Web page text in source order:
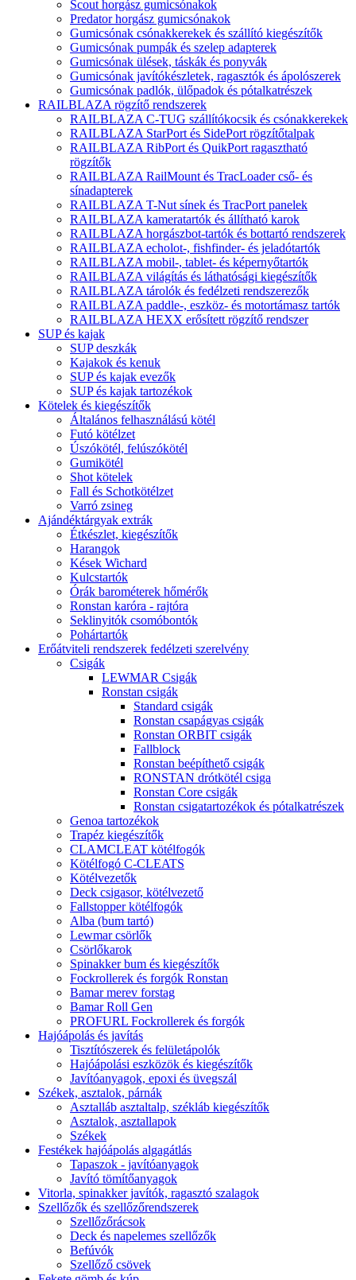
Scout horgász gumicsónakok
Predator horgász gumicsónakok
Gumicsónak csónakkerekek és szállító kiegészítők
Gumicsónak pumpák és szelep adapterek
Gumicsónak ülések, táskák és ponyvák
Gumicsónak javítókészletek, ragasztók és ápolószerek
Gumicsónak padlók, ülőpadok és pótalkatrészek
RAILBLAZA rögzítő rendszerek
RAILBLAZA C-TUG szállítókocsik és csónakkerekek
RAILBLAZA StarPort és SidePort rögzítőtalpak
RAILBLAZA RibPort és QuikPort ragasztható
rögzítők
RAILBLAZA RailMount és TracLoader cső- és
sínadapterek
RAILBLAZA T-Nut sínek és TracPort panelek
RAILBLAZA kameratartók és állítható karok
RAILBLAZA horgászbot-tartók és bottartó rendszerek
RAILBLAZA echolot-, fishfinder- és jeladótartók
RAILBLAZA mobil-, tablet- és képernyőtartók
RAILBLAZA világítás és láthatósági kiegészítők
RAILBLAZA tárolók és fedélzeti rendszerezők
RAILBLAZA paddle-, eszköz- és motortámasz tartók
RAILBLAZA HEXX erősített rögzítő rendszer
SUP és kajak
SUP deszkák
Kajakok és kenuk
SUP és kajak evezők
SUP és kajak tartozékok
Kötelek és kiegészítők
Általános felhasználású kötél
Futó kötélzet
Úszókötél, felúszókötél
Gumikötél
Shot kötelek
Fall és Schotkötélzet
Varró zsineg
Ajándéktárgyak extrák
Étkészlet, kiegészítők
Harangok
Kések Wichard
Kulcstartók
Órák barométerek hőmérők
Ronstan karóra - rajtóra
Seklinyitók csomóbontók
Pohártartók
Erőátviteli rendszerek fedélzeti szerelvény
Csigák
LEWMAR Csigák
Ronstan csigák
Standard csigák
Ronstan csapágyas csigák
Ronstan ORBIT csigák
Fallblock
Ronstan beépíthető csigák
RONSTAN drótkötél csiga
Ronstan Core csigák
Ronstan csigatartozékok és pótalkatrészek
Genoa tartozékok
Trapéz kiegészítők
CLAMCLEAT kötélfogók
Kötélfogó C-CLEATS
Kötélvezetők
Deck csigasor, kötélvezető
Fallstopper kötélfogók
Alba (bum tartó)
Lewmar csörlők
Csörlőkarok
Spinakker bum és kiegészítők
Fockrollerek és forgók Ronstan
Bamar merev forstag
Bamar Roll Gen
PROFURL Fockrollerek és forgók
Hajóápolás és javítás
Tisztítószerek és felületápolók
Hajóápolási eszközök és kiegészítők
Javítóanyagok, epoxi és üvegszál
Székek, asztalok, párnák
Asztalláb asztaltalp, székláb kiegészítők
Asztalok, asztallapok
Székek
Festékek hajóápolás algagátlás
Tapaszok - javítóanyagok
Javító tömítőanyagok
Vitorla, spinakker javítók, ragasztó szalagok
Szellőzők és szellőzőrendszerek
Szellőzőrácsok
Deck és napelemes szellőzők
Befúvók
Szellőző csövek